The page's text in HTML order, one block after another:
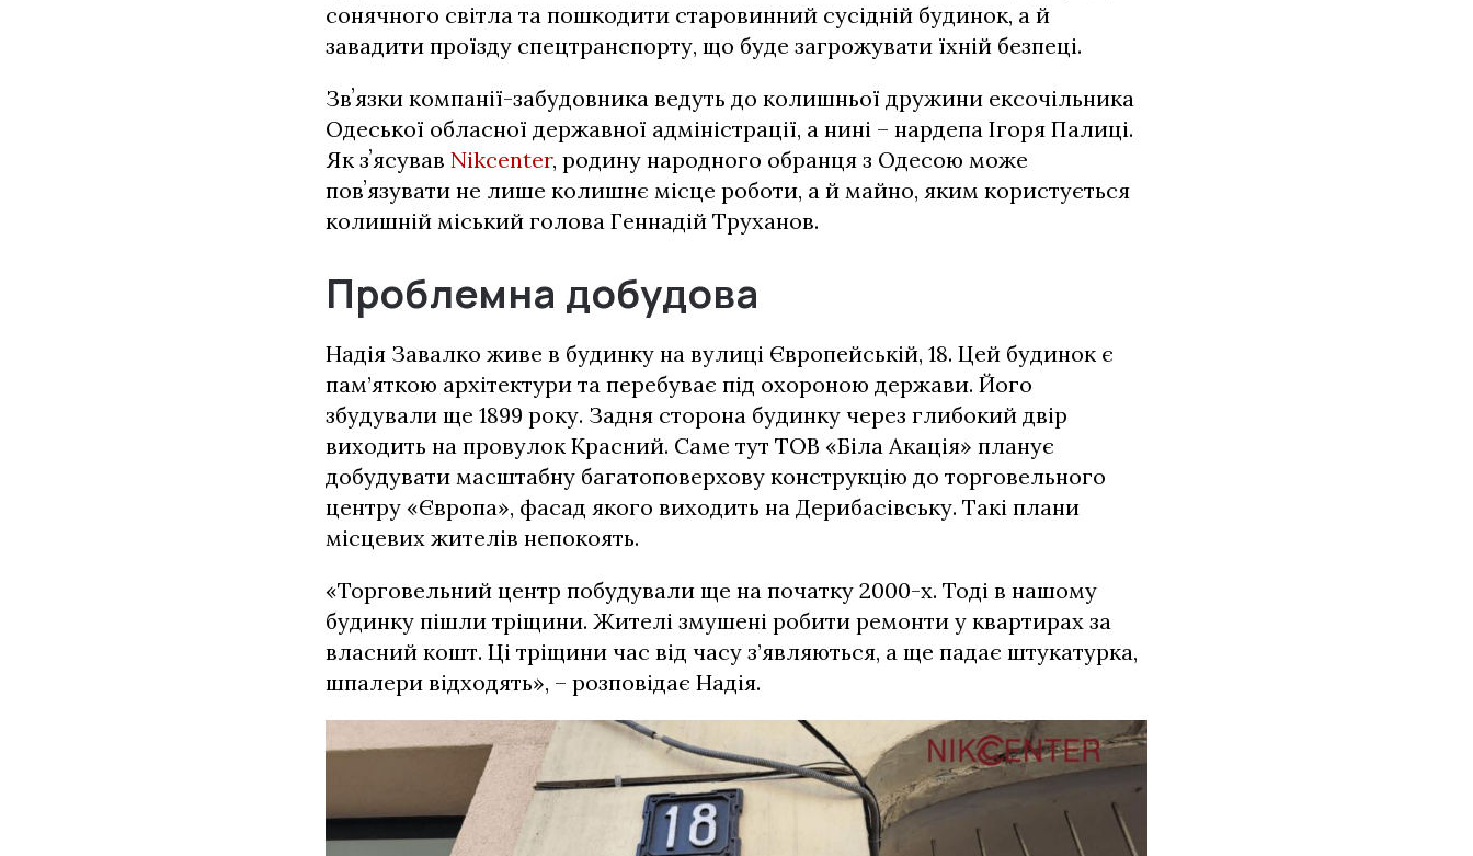
сонячного світла та пошкодити старовинний сусідній будинок, а й
завадити проїзду спецтранспорту, що буде загрожувати їхній безпеці.
Звʼязки компанії-забудовника ведуть до колишньої дружини ексочільника
Одеської обласної державної адміністрації, а нині – нардепа Ігоря Палиці.
Як зʼясував Nikcenter, родину народного обранця з Одесою може
повʼязувати не лише колишнє місце роботи, а й майно, яким користується
колишній міський голова Геннадій Труханов.
Проблемна добудова
Надія Завалко живе в будинку на вулиці Європейській, 18. Цей будинок є
пам’яткою архітектури та перебуває під охороною держави. Його
збудували ще 1899 року. Задня сторона будинку через глибокий двір
виходить на провулок Красний. Саме тут ТОВ «Біла Акація» планує
добудувати масштабну багатоповерхову конструкцію до торговельного
центру «Європа», фасад якого виходить на Дерибасівську. Такі плани
місцевих жителів непокоять.
«Торговельний центр побудували ще на початку 2000-х. Тоді в нашому
будинку пішли тріщини. Жителі змушені робити ремонти у квартирах за
власний кошт. Ці тріщини час від часу з’являються, а ще падає штукатурка,
шпалери відходять», – розповідає Надія.